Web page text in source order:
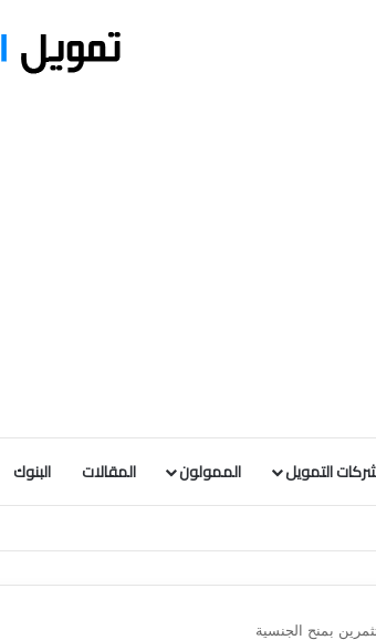
التمويل الممولون المقالات البنوك
مالية مرنة تلبي احتياجاتك بأسلوب عصري وآمن
بمنح الجنسية